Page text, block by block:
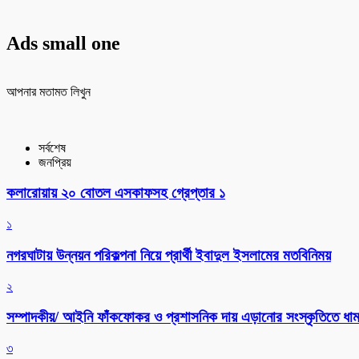
Ads small one
আপনার মতামত লিখুন
সর্বশেষ
জনপ্রিয়
কলারোয়ায় ২০ বোতল এসকাফসহ গ্রেপ্তার ১
১
নগরঘাটায় উন্নয়ন পরিকল্পনা নিয়ে প্রার্থী ইবাদুল ইসলামের মতবিনিময়
২
সম্পাদকীয়/ আইনি ফাঁকফোকর ও প্রশাসনিক দায় এড়ানোর সংস্কৃতিতে
৩